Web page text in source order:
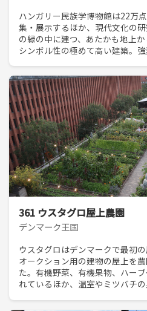
ハンガリー民族学博物館は22万
集・展示するほか、現代文化の
の緑の中に建つ、あたかも地上
シンボル性の極めて高い建築。
361 ウスタグロ屋上農園
デンマーク王国
ウスタグロはデンマークで最初
オークション用の建物の屋上を
た。有機野菜、有機果物、ハー
れているほか、温室やミツバチの